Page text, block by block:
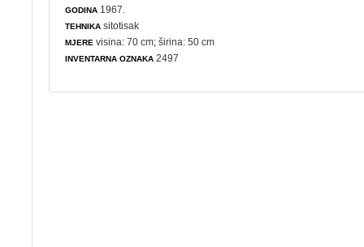
GODINA 1967.
TEHNIKA sitotisak
MJERE visina: 70 cm; širina: 50 cm
INVENTARNA OZNAKA 2497